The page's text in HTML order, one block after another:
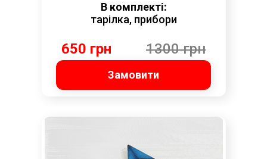
Замовити
650 грн 1300 грн
В комплекті:
тарілка, прибори